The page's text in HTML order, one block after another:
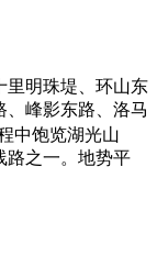
里明珠堤、环山东
、峰影东路、洛马
中饱览湖光山
路之一。地势平